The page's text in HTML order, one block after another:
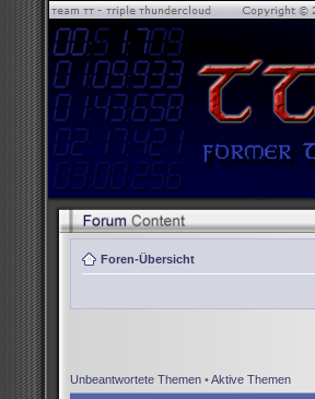
Foren-Übersicht
Unbeantwortete Themen •Aktive Themen